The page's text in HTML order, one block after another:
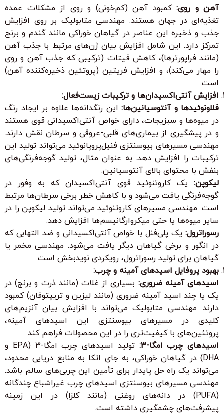
آهن و روی: کمبود آهن (کم‌خونی) و روی از مشکلات عمده
تغذیه‌ای در جهان هستند. مهندسی متابولیک بر روی افزایش
جذب و ذخیره این عناصر در گیاهان خوراکی مانند گندم و برنج
تمرکز دارد. این شامل افزایش بیان ژن‌های مرتبط با جذب آهن
(مانند فراپورترها)، کاهش فیتات (ترکیبی که جذب آهن و روی
را مهار می‌کند)، و افزایش فریتین (پروتئین ذخیره‌کننده آهن)
است.
افزایش آنتی‌اکسیدان‌ها و ترکیبات زیست‌فعال:
فلاونوئیدها و آنتوسیانین‌ها: این رنگدانه‌ها علاوه بر ایجاد رنگ
در میوه‌ها و سبزیجات، دارای خواص آنتی‌اکسیدانی قوی هستند
و در پیشگیری از بیماری‌های قلبی-عروقی و سرطان نقش دارند.
مهندسی مسیرهای بیوسنتزی فنیل‌پروپانوئید می‌تواند تولید این
ترکیبات را افزایش دهد. به عنوان مثال، تولید گوجه‌فرنگی‌های
بنفش با محتوای بالای آنتوسیانین.
لیکوپن: یک کاروتنوئید قوی آنتی‌اکسیدان که به وفور در
گوجه‌فرنگی یافت می‌شود و با کاهش خطر برخی سرطان‌ها مرتبط
است. مهندسی مسیرهای کاروتنوئید می‌تواند تولید لیکوپن را در
سایر میوه‌ها یا حتی میکروارگانیسم‌ها افزایش دهد.
رسوراترول: یک پلی‌فنل با خواص آنتی‌اکسیدانی و ضد التهابی که
در انگور و برخی گیاهان دیگر یافت می‌شود. مهندسی مخمر یا
گیاهان برای تولید رسوراترول، رویکردی نویدبخش است.
بهبود پروفایل اسیدهای آمینه و چرب:
اسیدهای آمینه ضروری: بسیاری از غلات (مانند ذرت و برنج) در
یک یا چند اسید آمینه ضروری (مانند لیزین و تریپتوفان) کمبود
دارند. مهندسی متابولیک می‌تواند با افزایش بیان آنزیم‌های
کلیدی در مسیرهای بیوسنتزی این اسیدهای آمینه،
پروتئین‌های با کیفیت‌تری را در این محصولات فراهم کند.
اسیدهای چرب امگا-3:
تولید اسیدهای چرب امگا-3 (EPA و
DHA) در گیاهان خوراکی، به جای اتکا به منابع دریایی محدود،
می‌تواند یک راه حل پایدار برای تأمین این چربی‌های سالم باشد.
مهندسی مسیرهای بیوسنتزی اسیدهای چرب غیراشباع چندگانه
(PUFA) در دانه‌های روغنی (مانند کلزا) در این زمینه
پیشرفت‌های چشمگیری داشته است.